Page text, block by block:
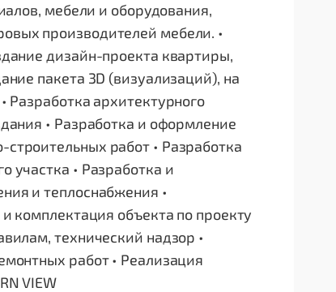
мебели и оборудования,
производителей мебели. •
дизайн-проекта квартиры,
пакета 3D (визуализаций), на
Разработка архитектурного
• Разработка и оформление
работ • Разработка
участка • Разработка и
и теплоснабжения •
комплектация объекта по проекту
технический надзор •
работ • Реализация
VIEW